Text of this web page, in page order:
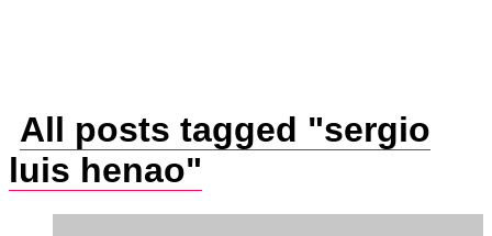
All posts tagged "sergio
luis henao"